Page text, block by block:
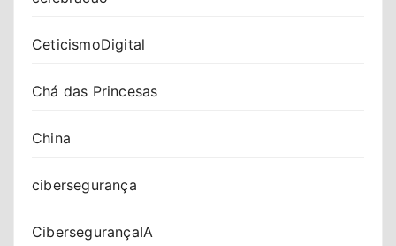
CeticismoDigital
Chá das Princesas
China
cibersegurança
CibersegurançaIA